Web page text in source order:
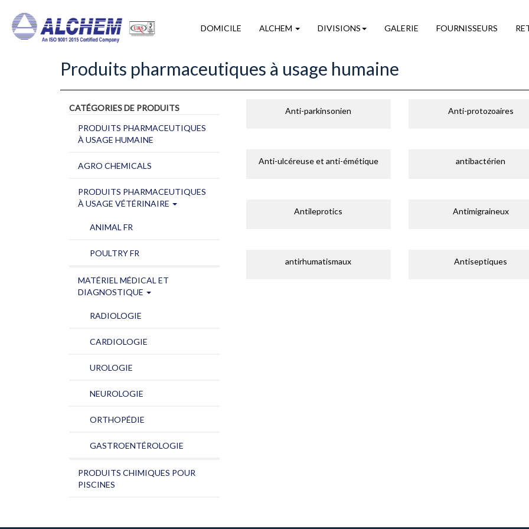
DOMICILE ALCHEM DIVISIONS GALERIE FOURNISSEURS
Produits pharmaceutiques à usage humaine
CATÉGORIES DE PRODUITS
PRODUITS PHARMACEUTIQUES
À USAGE HUMAINE
AGRO CHEMICALS
PRODUITS PHARMACEUTIQUES
À USAGE VÉTÉRINAIRE
ANIMAL FR
POULTRY FR
MATÉRIEL MÉDICAL ET
DIAGNOSTIQUE
RADIOLOGIE
CARDIOLOGIE
UROLOGIE
NEUROLOGIE
ORTHOPÉDIE
GASTROENTÉROLOGIE
PRODUITS CHIMIQUES POUR
PISCINES
Anti-parkinsonien Anti-protozoaires
Anti-ulcéreuse et anti-émétique antibactérien
Antileprotics Antimigraineux
antirhumatismaux Antiseptiques